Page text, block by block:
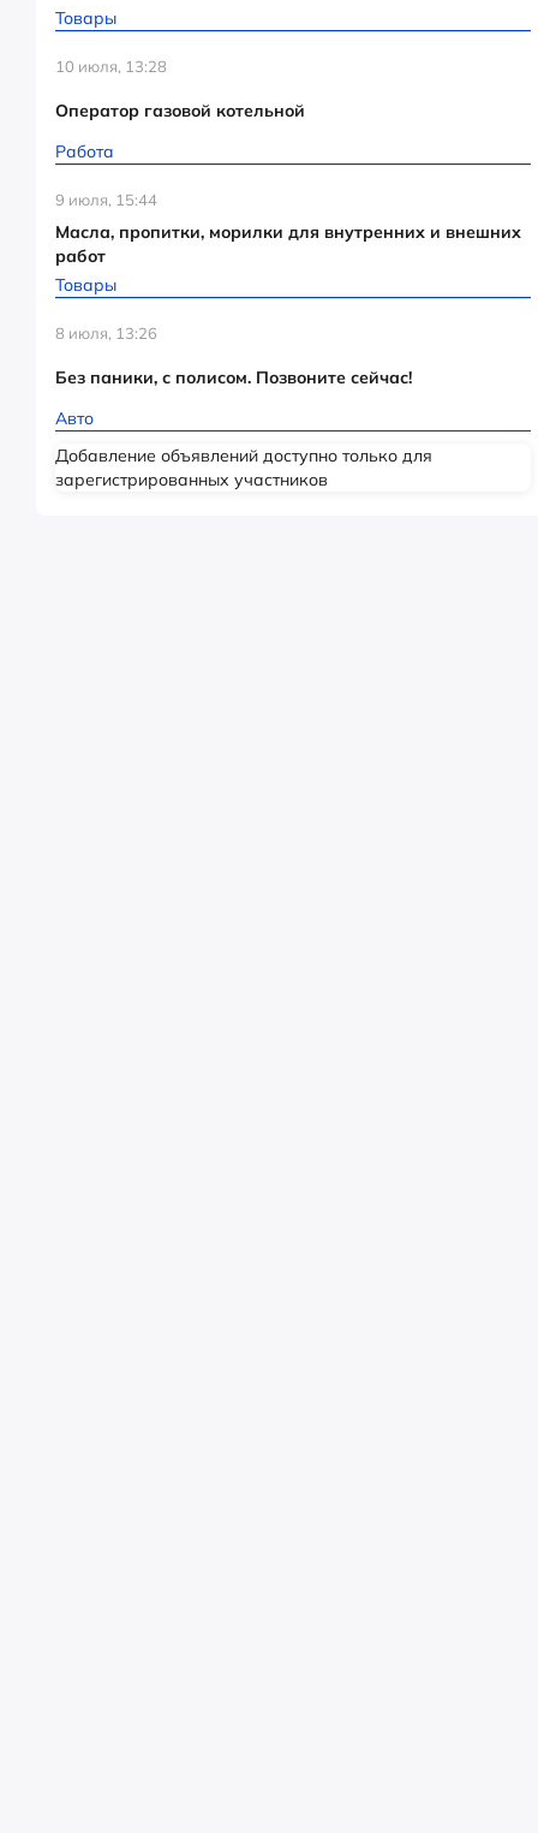
Товары
10 июля, 13:28
Оператор газовой котельной
Работа
9 июля, 15:44
Масла, пропитки, морилки для внутренних и внешних
работ
Товары
8 июля, 13:26
Без паники, с полисом. Позвоните сейчас!
Авто
Добавление объявлений доступно только для
зарегистрированных участников